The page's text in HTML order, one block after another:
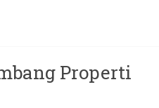
Properti